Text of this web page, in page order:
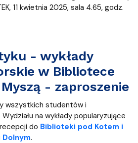
11 kwietnia 2025, sala 4.65, godz.
- wykłady
w Bibliotece
- zaproszenie
wszystkich studentów i
na wykłady popularyzujące
do Biblioteki pod Kotem i
Dolnym.